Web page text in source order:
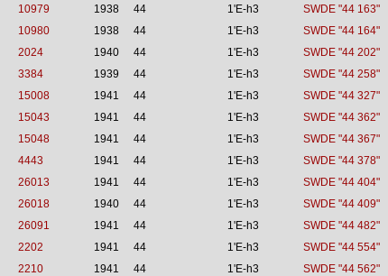
10979 1938 44 1'E-h3
SWDE "44 163"
10980 1938 44 1'E-h3
SWDE "44 164"
2024 1940 44 1'E-h3
SWDE "44 202"
3384 1939 44 1'E-h3
SWDE "44 258"
15008 1941 44 1'E-h3
SWDE "44 327"
15043 1941 44 1'E-h3
SWDE "44 362"
15048 1941 44 1'E-h3
SWDE "44 367"
4443 1941 44 1'E-h3
SWDE "44 378"
26013 1941 44 1'E-h3
SWDE "44 404"
26018 1940 44 1'E-h3
SWDE "44 409"
26091 1941 44 1'E-h3
SWDE "44 482"
2202 1941 44 1'E-h3
SWDE "44 554"
2210 1941 44 1'E-h3
SWDE "44 562"